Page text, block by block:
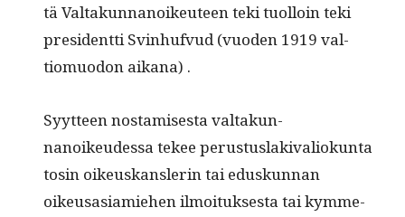
tä Val­takun­nanoikeu­teen teki tuol­loin teki
pres­i­dent­ti Svin­hufvud (vuo­den 1919 val­
tiomuodon aikana) .
Syyt­teen nos­tamis­es­ta val­takun­
nanoikeudessa tekee perus­tus­laki­valiokun­ta
tosin oikeuskans­lerin tai eduskun­nan
oikeusasi­amiehen ilmoituk­ses­ta tai kymme­